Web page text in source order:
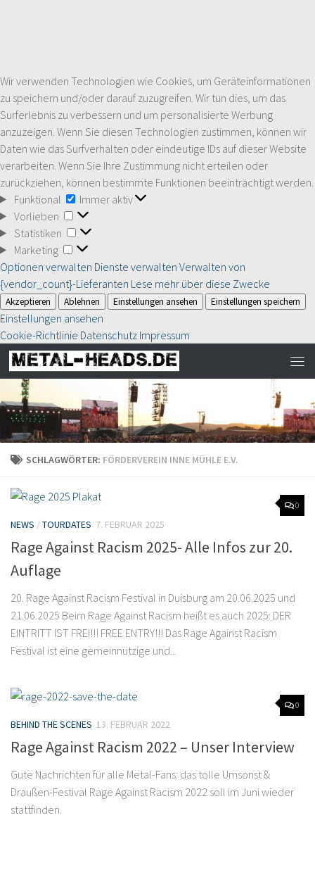
Wir verwenden Technologien wie Cookies, um Geräteinformationen
zu speichern und/oder darauf zuzugreifen. Wir tun dies, um das
Surferlebnis zu verbessern und um personalisierte Werbung
anzuzeigen. Wenn Sie diesen Technologien zustimmen, können wir
Daten wie das Surfverhalten oder eindeutige IDs auf dieser Website
verarbeiten. Wenn Sie Ihre Zustimmung nicht erteilen oder
zurückziehen, können bestimmte Funktionen beeinträchtigt werden.
Funktional
Funktional
Immer aktiv
Vorlieben
Vorlieben
Statistiken
Statistiken
Marketing
Marketing
Optionen verwalten Dienste verwalten Verwalten von
{vendor_count}-Lieferanten Lese mehr über diese Zwecke
Akzeptieren Ablehnen Einstellungen ansehen Einstellungen speichern
Einstellungen ansehen
Cookie-Richtlinie Datenschutz Impressum
SCHLAGWÖRTER: FÖRDERVEREIN INNE MÜHLE E.V.
0
NEWS /TOURDATES 7. FEBRUAR 2025
Rage Against Racism 2025- Alle Infos zur 20.
Auflage
20. Rage Against Racism Festival in Duisburg am 20.06.2025 und
21.06.2025 Beim Rage Against Racism heißt es auch 2025: DER
EINTRITT IST FREI!!! FREE ENTRY!!! Das Rage Against Racism
Festival ist eine gemeinnützige und...
0
BEHIND THE SCENES 13. FEBRUAR 2022
Rage Against Racism 2022 – Unser Interview
Gute Nachrichten für alle Metal-Fans: das tolle Umsonst &
Draußen-Festival Rage Against Racism 2022 soll im Juni wieder
stattfinden.